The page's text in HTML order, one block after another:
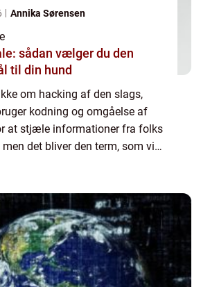
Annika Sørensen
sådan vælger du den
til din hund
om hacking af den slags,
kodning og omgåelse af
at stjæle informationer fra folks
det bliver den term, som vi